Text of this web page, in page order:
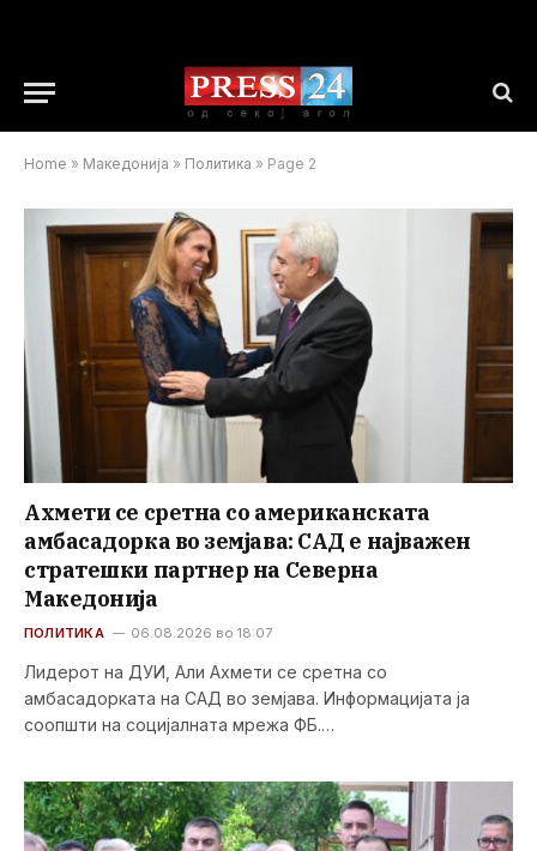
Home » Македонија » Политика » Page 2
Ахмети се сретна со американската
амбасадорка во земјава: САД е најважен
стратешки партнер на Северна
Македонија
ПОЛИТИКА 06.08.2026 во 18:07
Лидерот на ДУИ, Али Ахмети се сретна со
амбасадорката на САД во земјава. Информацијата ја
соопшти на социјалната мрежа ФБ.…